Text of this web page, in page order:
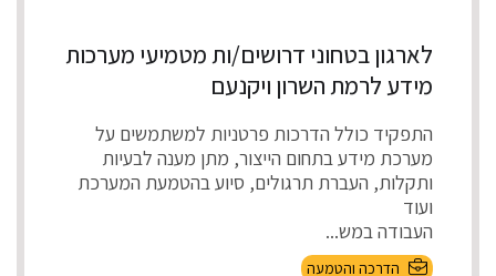
לארגון בטחוני דרושים/ות מטמיעי מערכות
מידע לרמת השרון ויקנעם
התפקיד כולל הדרכות פרטניות למשתמשים על
מערכת מידע בתחום הייצור, מתן מענה לבעיות
ותקלות, העברת תרגולים, סיוע בהטמעת המערכת
ועוד
העבודה במש...
הדרכה והטמעה